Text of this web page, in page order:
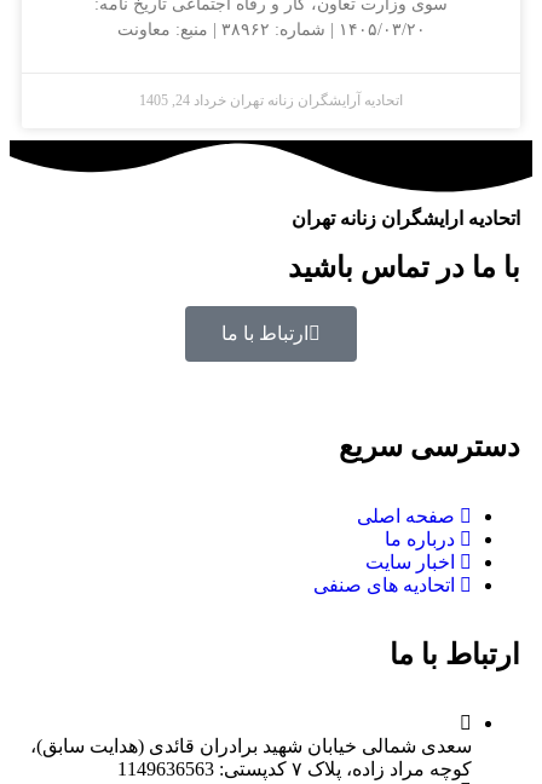
سوی وزارت تعاون، کار و رفاه اجتماعی تاریخ نامه:
۱۴۰۵/۰۳/۲۰ | شماره: ۳۸۹۶۲ | منبع: معاونت
اتحادیه آرایشگران زنانه تهران خرداد 24, 1405
اتحادیه ارایشگران زنانه تهران
با ما در تماس باشید
ارتباط با ما
دسترسی سریع
صفحه اصلی
درباره ما
اخبار سایت
اتحادیه های صنفی
ارتباط با ما
سعدی شمالی خیابان شهید برادران قائدی (هدایت سابق)،
کوچه مراد زاده، پلاک ۷ کدپستی: 1149636563